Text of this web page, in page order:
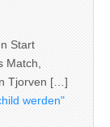
Start
Match,
Tjorven […]
werden"